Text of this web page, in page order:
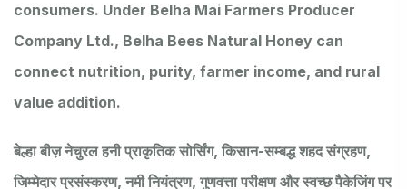
consumers. Under Belha Mai Farmers Producer
Company Ltd., Belha Bees Natural Honey can
connect nutrition, purity, farmer income, and rural
value addition.
बेल्हा बीज़ नेचुरल हनी प्राकृतिक सोर्सिंग, किसान-सम्बद्ध शहद संग्रहण,
जिम्मेदार प्रसंस्करण, नमी नियंत्रण, गुणवत्ता परीक्षण और स्वच्छ पैकेजिंग पर